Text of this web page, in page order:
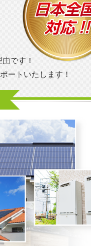
です！
ートいたします！